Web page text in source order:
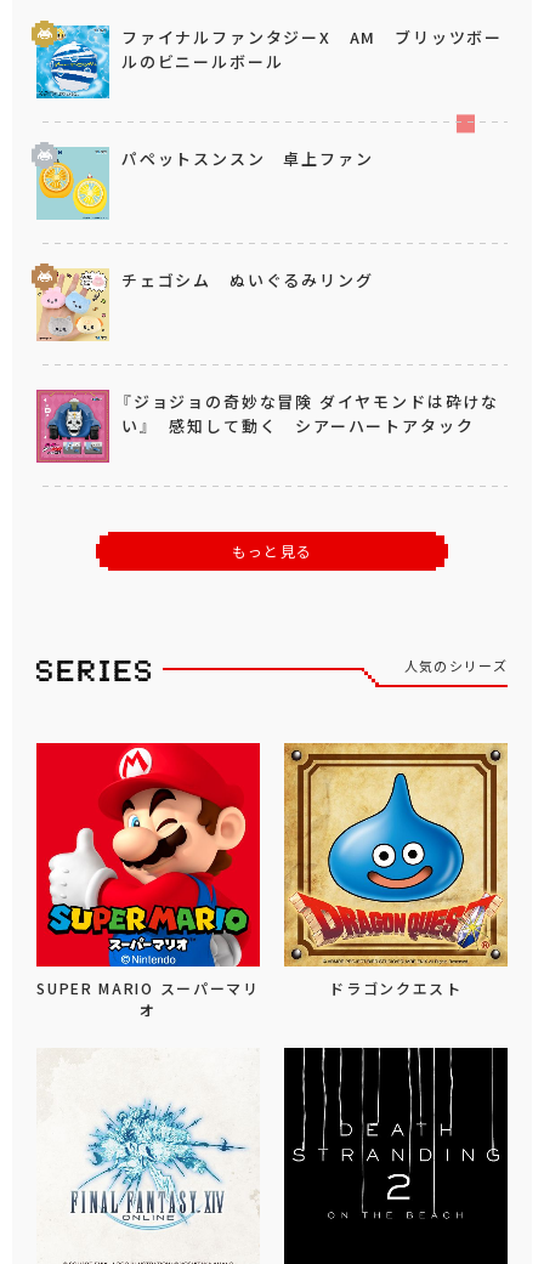
ファイナルファンタジーX AM ブリッツボー
ルのビニールボール
パペットスンスン 卓上ファン
チェゴシム ぬいぐるみリング
『ジョジョの奇妙な冒険 ダイヤモンドは砕けな
い』 感知して動く シアーハートアタック
もっと見る
人気のシリーズ
SUPER MARIO スーパーマリ
オ
ドラゴンクエスト